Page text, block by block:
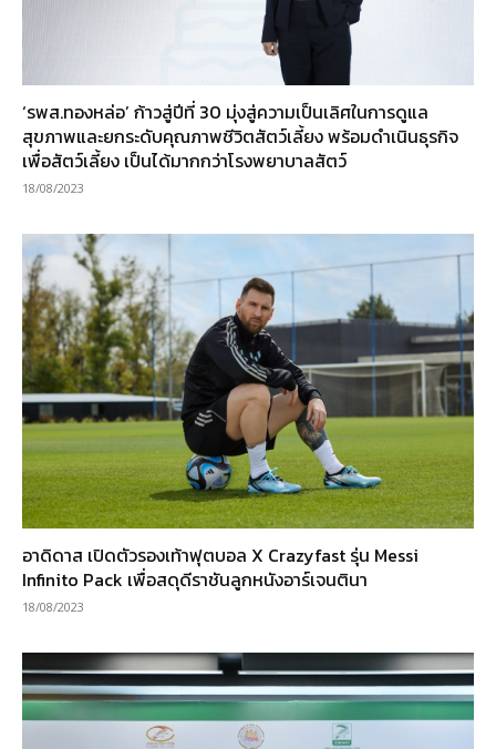
‘รพส.ทองหล่อ’ ก้าวสู่ปีที่ 30 มุ่งสู่ความเป็นเลิศในการดูแล
สุขภาพและยกระดับคุณภาพชีวิตสัตว์เลี้ยง พร้อมดำเนินธุรกิจ
เพื่อสัตว์เลี้ยง เป็นได้มากกว่าโรงพยาบาลสัตว์
18/08/2023
อาดิดาส เปิดตัวรองเท้าฟุตบอล X Crazyfast รุ่น Messi
Infinito Pack เพื่อสดุดีราชันลูกหนังอาร์เจนตินา
18/08/2023